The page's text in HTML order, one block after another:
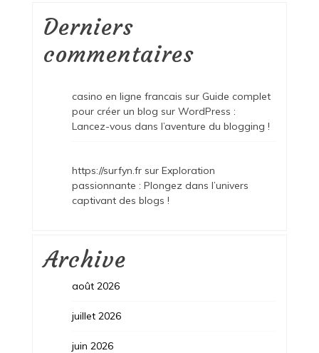
Derniers
commentaires
casino en ligne francais sur Guide complet
pour créer un blog sur WordPress :
Lancez-vous dans l’aventure du blogging !
https://surfyn.frsur Exploration
passionnante : Plongez dans l’univers
captivant des blogs !
Archive
août 2026
juillet 2026
juin 2026